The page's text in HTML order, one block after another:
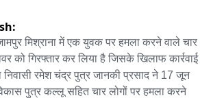
मिश्राना में एक युवक पर हमला करने वाले चार
को गिरफ्तार कर लिया है जिसके खिलाफ कार्रवाई
निवासी रमेश चंद्र पुत्र जानकी प्रसाद ने 17 जून
पुत्र कल्लू सहित चार लोगों पर हमला करने